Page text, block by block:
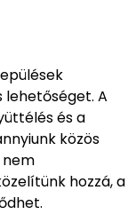
A
és a
közös
hozzá, a